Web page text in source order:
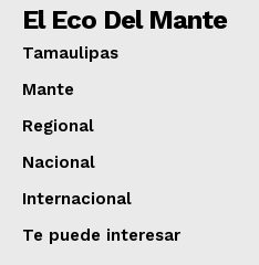
El Eco Del Mante
Tamaulipas
Mante
Regional
Nacional
Internacional
Te puede interesar